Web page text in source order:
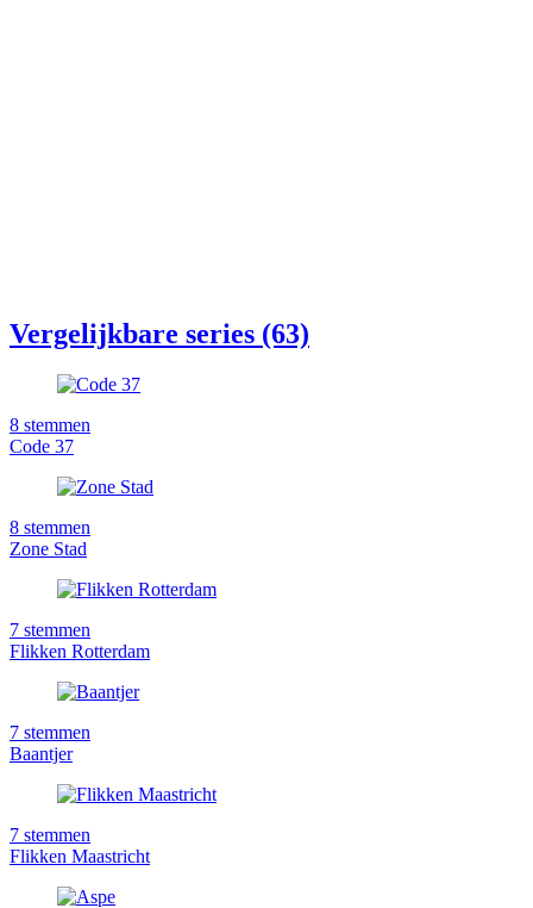
Vergelijkbare series (63)
8 stemmen
Code 37
8 stemmen
Zone Stad
7 stemmen
Flikken Rotterdam
7 stemmen
Baantjer
7 stemmen
Flikken Maastricht